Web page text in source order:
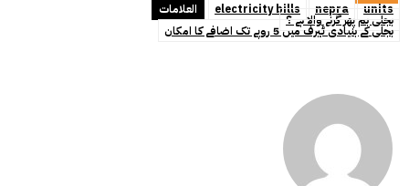
العلامات electricity bills nepra units
بجلی بم پھر گرنے والا ہے ؟
بجلی کے بنیادی ٹیرف میں 5 روپے تک اضافے کا امکان